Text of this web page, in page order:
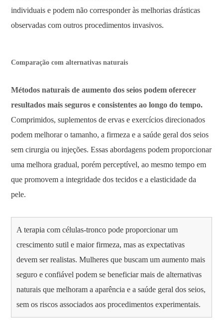
individuais e podem não corresponder às melhorias drásticas
observadas com outros procedimentos invasivos.
Comparação com alternativas naturais
Métodos naturais de aumento dos seios podem oferecer
resultados mais seguros e consistentes ao longo do tempo.
Comprimidos, suplementos de ervas e exercícios direcionados
podem melhorar o tamanho, a firmeza e a saúde geral dos seios
sem cirurgia ou injeções. Essas abordagens podem proporcionar
uma melhora gradual, porém perceptível, ao mesmo tempo em
que promovem a integridade dos tecidos e a elasticidade da
pele.
A terapia com células-tronco pode proporcionar um
crescimento sutil e maior firmeza, mas as expectativas
devem ser realistas. Mulheres que buscam um aumento mais
seguro e confiável podem se beneficiar mais de alternativas
naturais que melhoram a aparência e a saúde geral dos seios,
sem os riscos associados aos procedimentos experimentais.